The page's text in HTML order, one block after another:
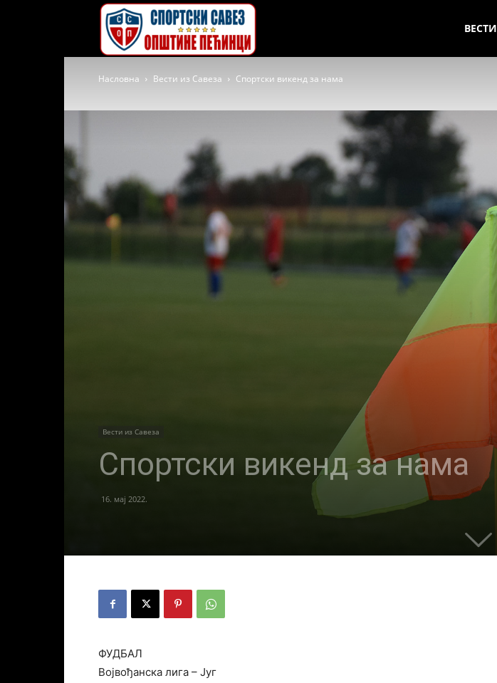
савез
ВЕСТИ
Насловна Вести из Савеза Спортски викенд за нама
Вести из Савеза
Спортски викенд за нама
16. мај 2022.
ФУДБАЛ
Војвођанска лига – Југ